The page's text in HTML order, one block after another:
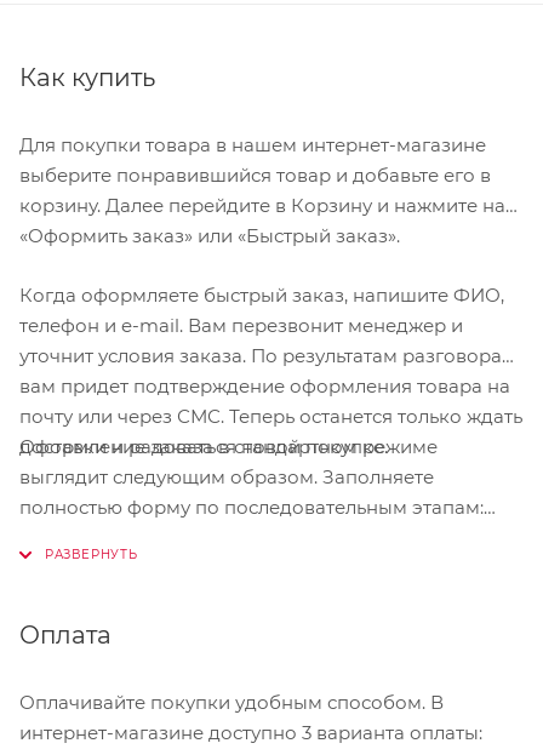
Как купить
Для покупки товара в нашем интернет-магазине
выберите понравившийся товар и добавьте его в
корзину. Далее перейдите в Корзину и нажмите на
«Оформить заказ» или «Быстрый заказ».
Когда оформляете быстрый заказ, напишите ФИО,
телефон и e-mail. Вам перезвонит менеджер и
уточнит условия заказа. По результатам разговора
вам придет подтверждение оформления товара на
почту или через СМС. Теперь останется только ждать
доставки и радоваться новой покупке.
Оформление заказа в стандартном режиме
выглядит следующим образом. Заполняете
полностью форму по последовательным этапам:
Нажмите кнопку «Оформить заказ».
Оплата
Оплачивайте покупки удобным способом. В
интернет-магазине доступно 3 варианта оплаты: